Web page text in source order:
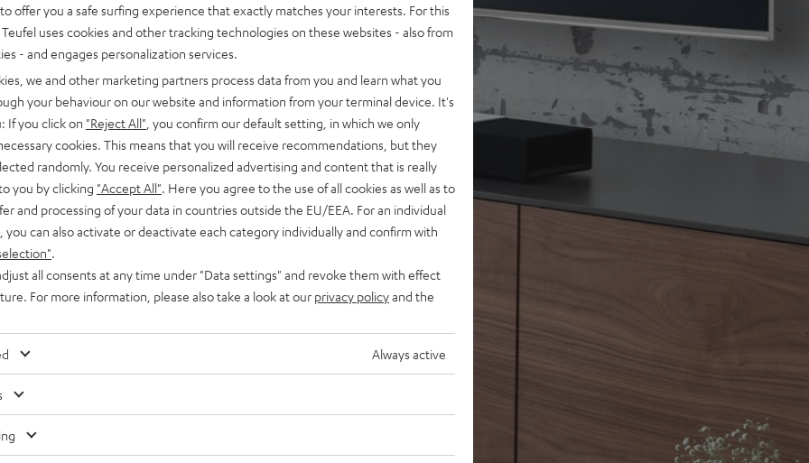
Räumen bis 30 m²
Speaker für
(verlustfrei, High
Free)
Ein-Kabel-Anschluss am
Wandanbringung,
oder der Teufel Home
Bewertungen)
offer you a safe surfing experience that exactly matches your interests. For this
uses cookies and other tracking technologies on these websites - also from
- and engages personalization services.
we and other marketing partners process data from you and learn what you
your behaviour on our website and information from your terminal device. It's
If you click on "Reject All" , you confirm our default setting, in which we only
cookies. This means that you will receive recommendations, but they
randomly. You receive personalized advertising and content that is really
you by clicking "Accept All" . Here you agree to the use of all cookies as well as to
and processing of your data in countries outside the EU/EEA. For an individual
you can also activate or deactivate each category individually and confirm with
all consents at any time under "Data settings" and revoke them with effect
For more information, please also take a look at our privacy policyand the
Always active